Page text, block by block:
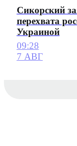
Сикорский
перехвата
Украиной
09:28
7 АВГ